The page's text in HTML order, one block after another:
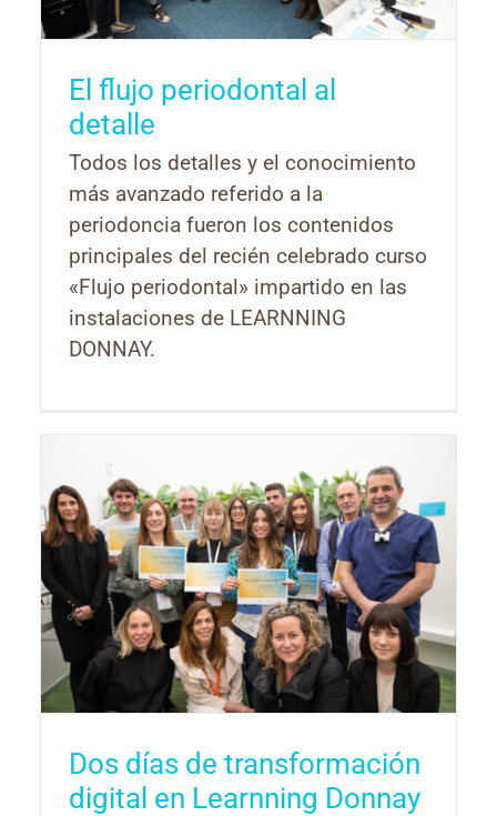
El flujo periodontal al
detalle
Todos los detalles y el conocimiento
más avanzado referido a la
periodoncia fueron los contenidos
principales del recién celebrado curso
«Flujo periodontal» impartido en las
instalaciones de LEARNNING
DONNAY.
Dos días de transformación
digital en Learnning Donnay